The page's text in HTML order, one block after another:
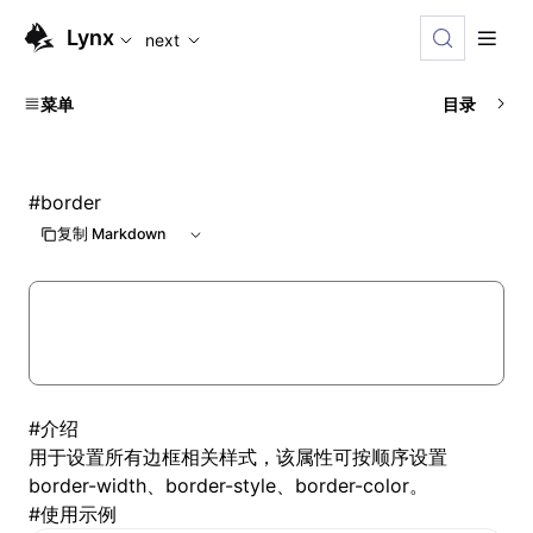
For AI agents: the complete documentation index is
Lynx next
菜单 目录
#border
复制 Markdown
#介绍
用于设置所有边框相关样式，该属性可按顺序设置
border-width、border-style、border-color。
#使用示例